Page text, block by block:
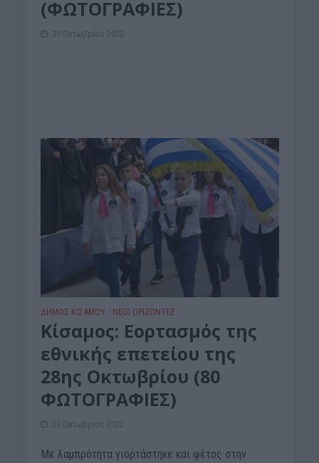
(ΦΩΤΟΓΡΑΦΙΕΣ)
30 Οκτωβρίου 2022
ΔΉΜΟΣ ΚΙΣΆΜΟΥ • ΝΕΟΙ ΟΡΙΖΟΝΤΕΣ
Κίσαμος: Εορτασμός της
εθνικής επετείου της
28ης Οκτωβρίου (80
ΦΩΤΟΓΡΑΦΙΕΣ)
30 Οκτωβρίου 2022
Με λαμπρότητα γιορτάστηκε και φέτος στην